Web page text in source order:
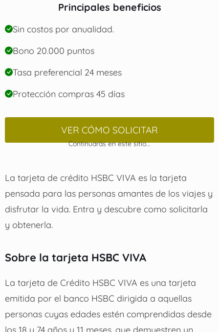
Principales beneficios
Sin costos por anualidad.
Bono 20.000 puntos
Tasa preferencial 24 meses
Protección compras 45 días
VER CÓMO SOLICITAR
Continuarás en este sitio...
La tarjeta de crédito HSBC VIVA es la tarjeta
pensada para las personas amantes de los viajes y
disfrutar la vida. Entra y descubre como solicitarla
y obtenerla.
Sobre la tarjeta HSBC VIVA
La tarjeta de Crédito HSBC VIVA es una tarjeta
emitida por el banco HSBC dirigida a aquellas
personas cuyas edades estén comprendidas desde
los 18 y 74 años y 11 meses, que demuestren un